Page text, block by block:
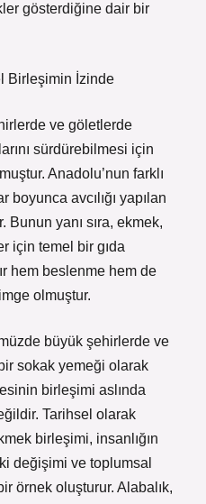
gösterdiğine dair bir
Birleşimin İzinde
ve göletlerde
sürdürebilmesi için
Anadolu’nun farklı
boyunca avcılığı yapılan
Bunun yanı sıra, ekmek,
için temel bir gıda
hem beslenme hem de
olmuştur.
büyük şehirlerde ve
sokak yemeği olarak
birleşimi aslında
Tarihsel olarak
birleşimi, insanlığın
değişimi ve toplumsal
örnek oluşturur. Alabalık,